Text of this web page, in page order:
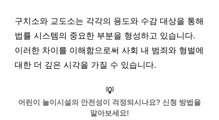
구치소와 교도소는 각각의 용도와 수감 대상을 통해
법률 시스템의 중요한 부분을 형성하고 있습니다.
이러한 차이를 이해함으로써 사회 내 범죄와 형벌에
대한 더 깊은 시각을 가질 수 있습니다.
💡
어린이 놀이시설의 안전성이 걱정되시나요? 신청 방법을
알아보세요!